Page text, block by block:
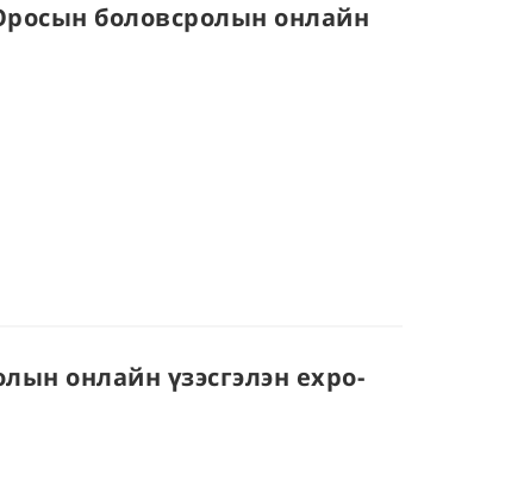
боловсролын онлайн
онлайн үзэсгэлэн expo-